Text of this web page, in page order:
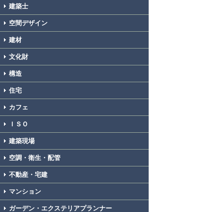
建築士
空間デザイン
建材
文化財
構造
住宅
カフェ
ＩＳＯ
建築現場
空調・衛生・配管
不動産・宅建
マンション
ガーデン・エクステリアプランナー